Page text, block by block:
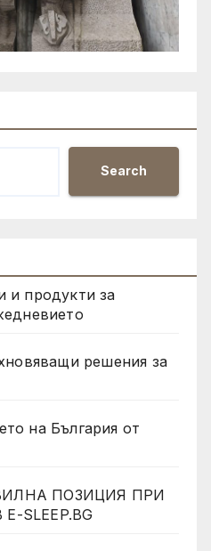
Search
и продукти за
решения за
на България от
ПОЗИЦИЯ ПРИ
SLEEP.BG